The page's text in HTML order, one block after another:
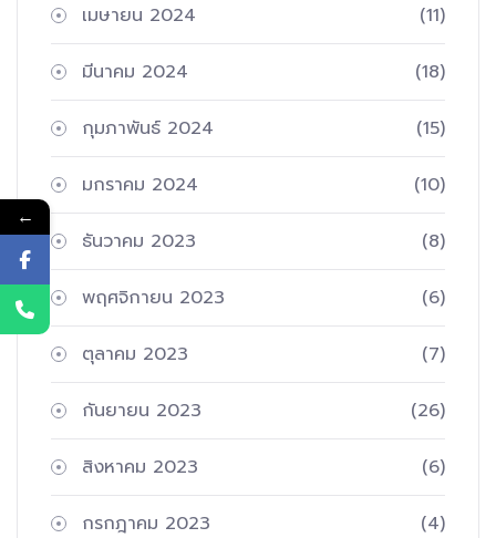
เมษายน 2024 (11)
มีนาคม 2024 (18)
กุมภาพันธ์ 2024 (15)
มกราคม 2024 (10)
ธันวาคม 2023 (8)
พฤศจิกายน 2023 (6)
ตุลาคม 2023 (7)
กันยายน 2023 (26)
สิงหาคม 2023 (6)
กรกฎาคม 2023 (4)
←